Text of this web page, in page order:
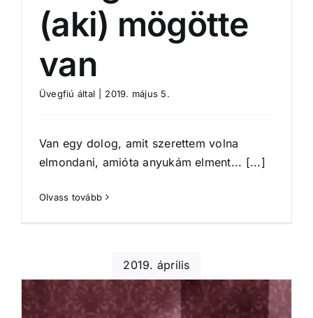
(aki) mögötte
van
Üvegfiú által 2019. május 5.
Van egy dolog, amit szerettem volna
elmondani, amióta anyukám elment... [...]
Olvass tovább
2019. április